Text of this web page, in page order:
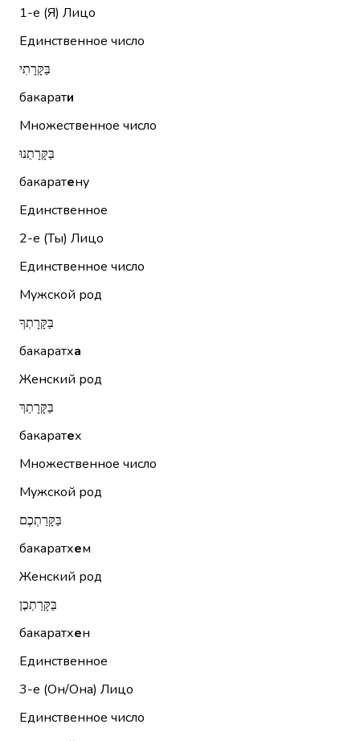
1-е (Я) Лицо
Единственное число
בַּקָּרָתִי
бакарати
Множественное число
בַּקָּרָתֵנוּ
бакаратену
Единственное
2-е (Ты) Лицо
Единственное число
Мужской род
בַּקָּרָתְךָ
бакаратха
Женский род
בַּקָּרָתֵךְ
бакаратех
Множественное число
Мужской род
בַּקָּרַתְכֶם
бакаратхем
Женский род
בַּקָּרַתְכֶן
бакаратхен
Единственное
3-е (Он/Она) Лицо
Единственное число